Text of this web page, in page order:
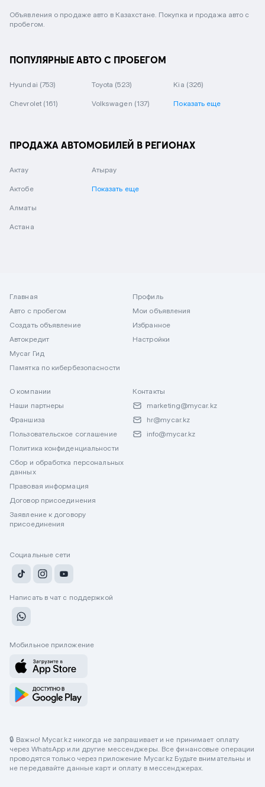
Объявления о продаже авто в Казахстане. Покупка и продажа авто с
пробегом.
ПОПУЛЯРНЫЕ АВТО С ПРОБЕГОМ
Hyundai (753) Toyota (523) Kia (326)
Chevrolet (161) Volkswagen (137) Показать еще
ПРОДАЖА АВТОМОБИЛЕЙ В РЕГИОНАХ
Актау
Актобе
Алматы
Астана
Атырау
Показать еще
Главная
Авто с пробегом
Создать объявление
Автокредит
Mycar Гид
Памятка по кибербезопасности
Профиль
Мои объявления
Избранное
Настройки
О компании
Наши партнеры
Франшиза
Пользовательское соглашение
Политика конфиденциальности
Сбор и обработка персональных
данных
Правовая информация
Договор присоединения
Заявление к договору
присоединения
Контакты
marketing@mycar.kz
hr@mycar.kz
info@mycar.kz
Социальные сети
Написать в чат с поддержкой
Мобильное приложение
🔒 Важно! Mycar.kz никогда не запрашивает и не принимает оплату
через WhatsApp или другие мессенджеры. Все финансовые операции
проводятся только через приложение Mycar.kz Будьте внимательны и
не передавайте данные карт и оплату в мессенджерах.